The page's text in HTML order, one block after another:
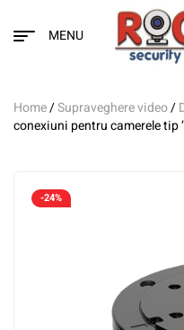
MENU
Home/Supraveghere video/
conexiuni pentru camerele tip
-24%